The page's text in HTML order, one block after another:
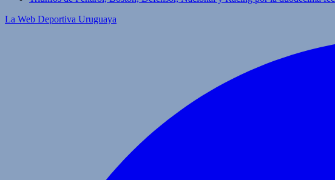
La Web Deportiva Uruguaya